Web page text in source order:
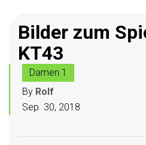
Bilder zum
KT43
Damen 1
By Rolf
Sep. 30, 2018